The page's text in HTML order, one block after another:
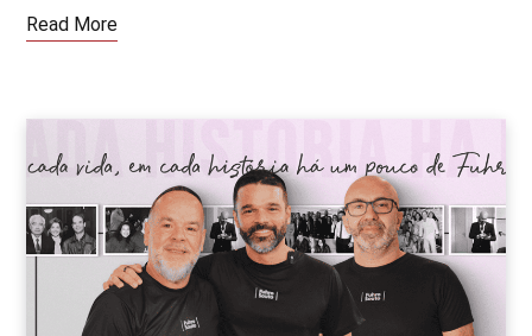
Read More